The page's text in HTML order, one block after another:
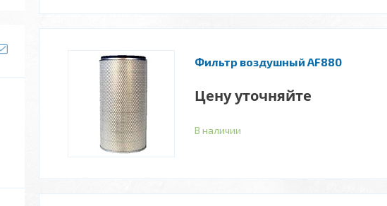
Фильтр воздушный AF880
Цену уточняйте
В наличии